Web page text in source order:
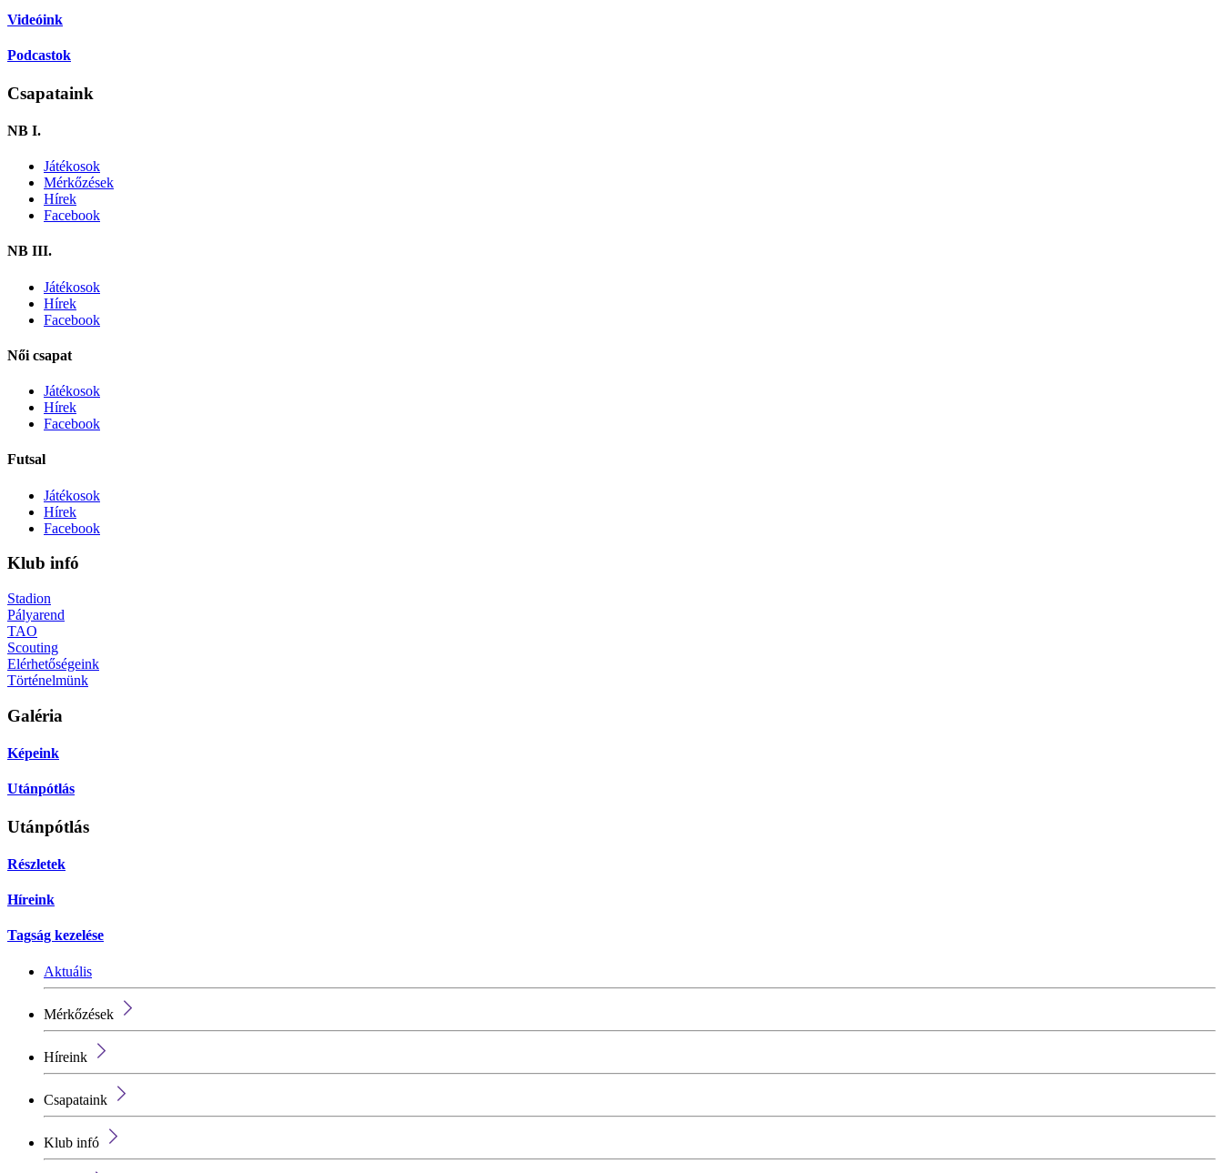
Videóink
Podcastok
Csapataink
NB I.
Játékosok
Mérkőzések
Hírek
Facebook
NB III.
Játékosok
Hírek
Facebook
Női csapat
Játékosok
Hírek
Facebook
Futsal
Játékosok
Hírek
Facebook
Klub infó
Stadion
Pályarend
TAO
Scouting
Elérhetőségeink
Történelmünk
Galéria
Képeink
Utánpótlás
Utánpótlás
Részletek
Híreink
Tagság kezelése
Aktuális
Mérkőzések
Híreink
Csapataink
Klub infó